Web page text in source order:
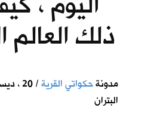
ذلك العالم
مدونةحكواتي القرية
البتران